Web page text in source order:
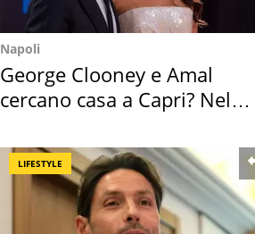
Napoli
George Clooney e Amal
cercano casa a Capri? Nel
LIFESTYLE